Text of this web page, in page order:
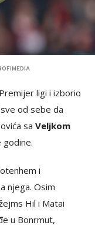
ligi i izborio
od sebe da
sa Veljkom
godine.
i
njega. Osim
Hil i Matai
u Bonrmut,